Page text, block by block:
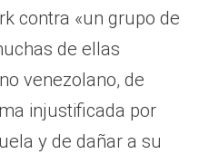
contra «un grupo de
de ellas
venezolano, de
injustificada por
y de dañar a su